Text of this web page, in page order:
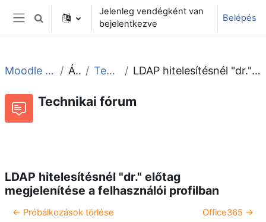
Tovább a fő tartalomhoz
Oldalpanel
Keresési bemeneti adatok váltása
Jelenleg vendégként van
bejelentkezve
Belépés
Moodle tudástár és fórum Általános Technikai fórum LDAP hitelesítésnél "dr." előtag megjelenítése a felhasználói profilban
Technikai fórum
LDAP hitelesítésnél "dr." előtag
megjelenítése a felhasználói profilban
← Próbálkozások törlése Office365 →